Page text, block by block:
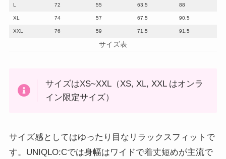
L 72 55 63.5 88
XL 74 57 67.5 90.5
XXL 76 59 71.5 91.5
サイズ表
サイズはXS~XXL（XS, XL, XXL はオンラ
イン限定サイズ）
サイズ感としてはゆったり目なリラックスフィットで
す。UNIQLO:Cでは身幅はワイドで着丈短めが主流で